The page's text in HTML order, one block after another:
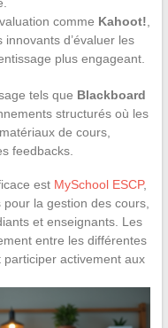
comme Kahoot!
d’évaluer les
plus engageant.
tels que Blackboard
structurés où les
de cours,
feedbacks.
est MySchool ESCP,
la gestion des cours,
et enseignants. Les
entre les différentes
activement aux